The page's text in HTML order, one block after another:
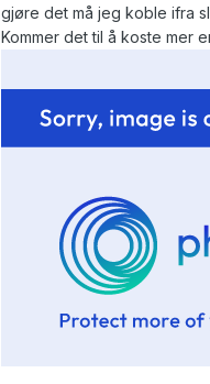
gjøre det må jeg koble ifra
Kommer det til å koste mer